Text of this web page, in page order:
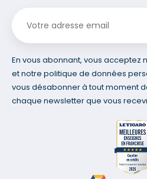
En vous abonnant, vous acceptez
et notre politique de données
vous désabonner à tout moment
chaque newsletter que vous